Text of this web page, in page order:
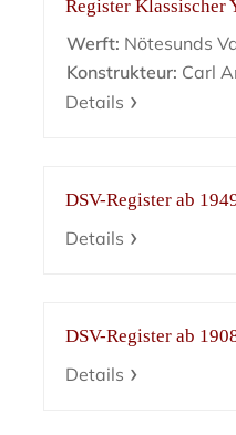
Register Klassischer
Werft: Nötesunds
Konstrukteur: Carl
Details
DSV-Register ab
Details
DSV-Register ab
Details